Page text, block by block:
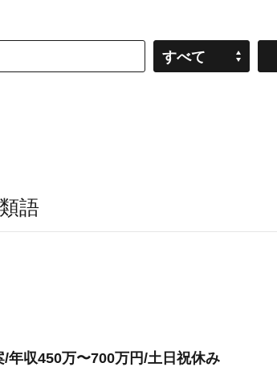
すべて
語
年収450万〜700万円/土日祝休み